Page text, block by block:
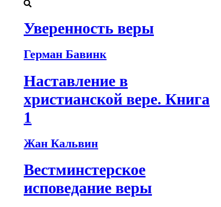
Уверенность веры
Герман Бавинк
Наставление в
христианской вере. Книга
1
Жан Кальвин
Вестминстерское
исповедание веры